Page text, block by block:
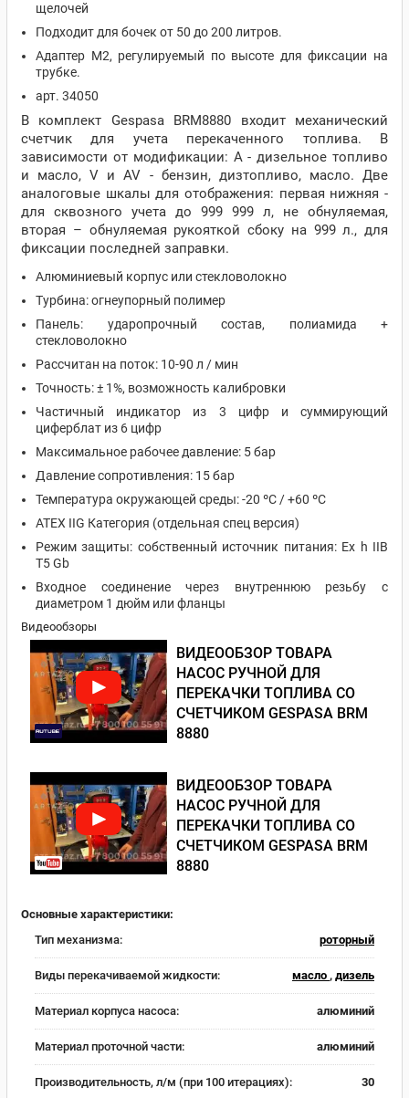
щелочей
Подходит для бочек от 50 до 200 литров.
Адаптер M2, регулируемый по высоте для фиксации на
трубке.
арт. 34050
В комплект Gespasa BRM8880 входит механический
счетчик для учета перекаченного топлива. В
зависимости от модификации: А - дизельное топливо
и масло, V и AV - бензин, дизтопливо, масло. Две
аналоговые шкалы для отображения: первая нижняя -
для сквозного учета до 999 999 л, не обнуляемая,
вторая – обнуляемая рукояткой сбоку на 999 л., для
фиксации последней заправки.
Алюминиевый корпус или стекловолокно
Турбина: огнеупорный полимер
Панель: ударопрочный состав, полиамида +
стекловолокно
Рассчитан на поток: 10-90 л / мин
Точность: ± 1%, возможность калибровки
Частичный индикатор из 3 цифр и суммирующий
циферблат из 6 цифр
Максимальное рабочее давление: 5 бар
Давление сопротивления: 15 бар
Температура окружающей среды: -20 ºC / +60 ºC
ATEX IIG Категория (отдельная спец версия)
Режим защиты: собственный источник питания: Ex h IIB
T5 Gb
Входное соединение через внутреннюю резьбу с
диаметром 1 дюйм или фланцы
Видеообзоры
ВИДЕООБЗОР ТОВАРА
НАСОС РУЧНОЙ ДЛЯ
ПЕРЕКАЧКИ ТОПЛИВА СО
СЧЕТЧИКОМ GESPASA BRM
8880
ВИДЕООБЗОР ТОВАРА
НАСОС РУЧНОЙ ДЛЯ
ПЕРЕКАЧКИ ТОПЛИВА СО
СЧЕТЧИКОМ GESPASA BRM
8880
Основные характеристики:
Тип механизма:
роторный
Виды перекачиваемой жидкости: масло , дизель
Материал корпуса насоса: алюминий
Материал проточной части: алюминий
Производительность, л/м (при 100 итерациях): 30